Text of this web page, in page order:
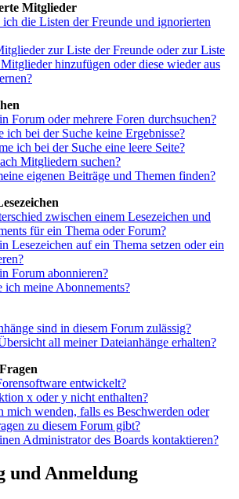
Mitglieder
die Listen der Freunde und ignorierten
zur Liste der Freunde oder zur Liste
hinzufügen oder diese wieder aus
Forum oder mehrere Foren durchsuchen?
ich bei der Suche keine Ergebnisse?
ich bei der Suche eine leere Seite?
Mitgliedern suchen?
eigenen Beiträge und Themen finden?
zwischen einem Lesezeichen und
für ein Thema oder Forum?
Lesezeichen auf ein Thema setzen oder ein
Forum abonnieren?
ich meine Abonnements?
sind in diesem Forum zulässig?
all meiner Dateianhänge erhalten?
entwickelt?
x oder y nicht enthalten?
mich wenden, falls es Beschwerden oder
zu diesem Forum gibt?
Administrator des Boards kontaktieren?
und Anmeldung